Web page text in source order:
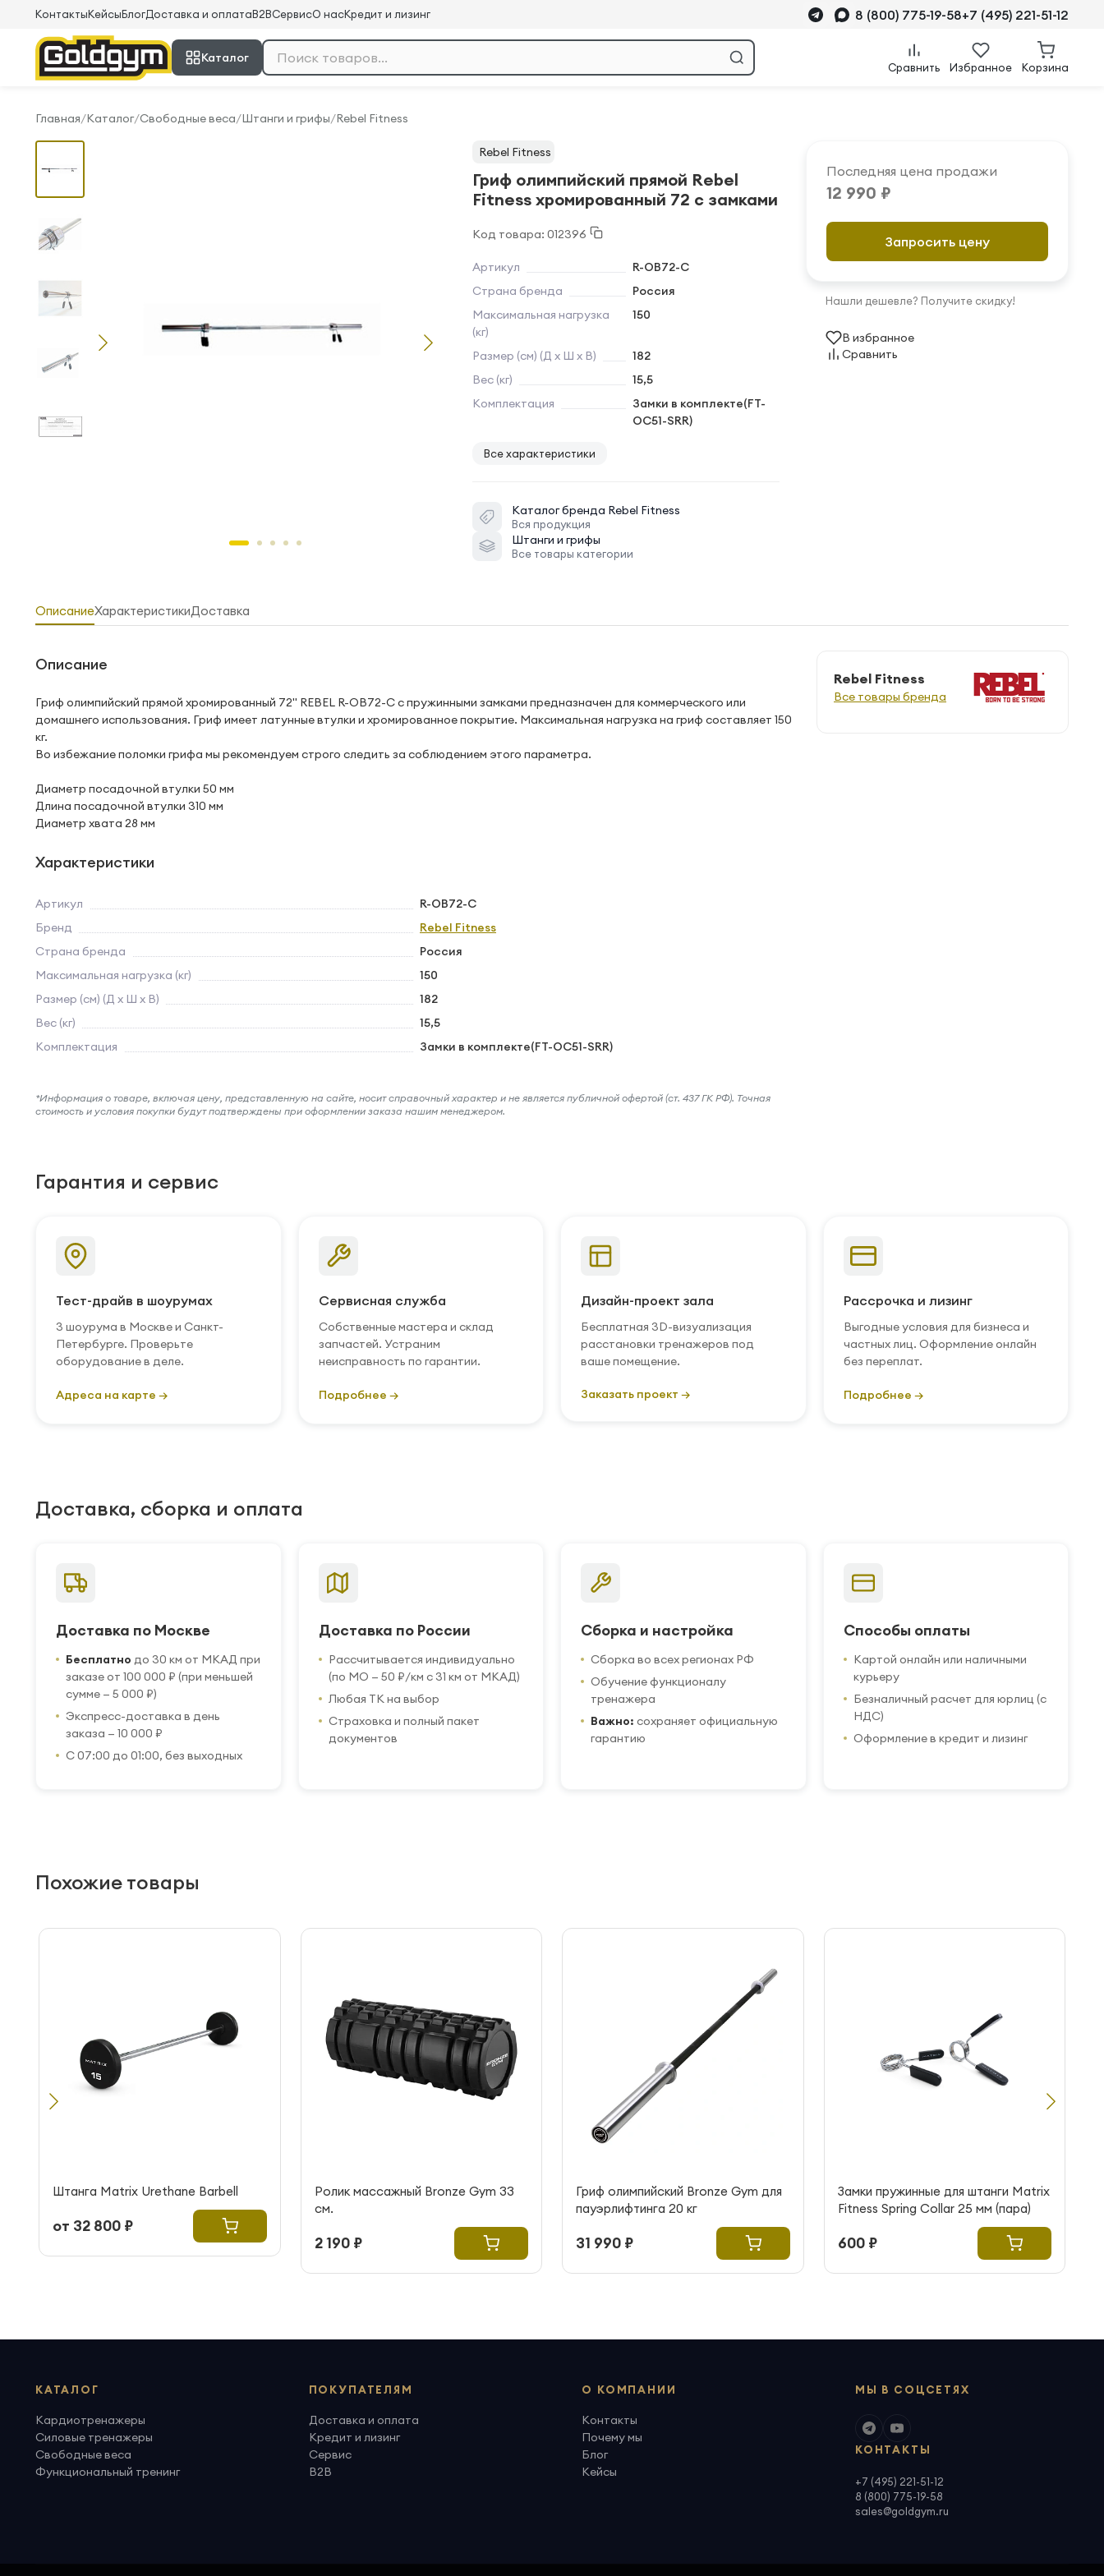
КонтактыКейсыБлогДоставка и оплатаB2BСервисО насКредит и лизинг 8 (800) 775-19-58+7 (495) 221-51-12
Каталог
Сравнить Избранное Корзина
Главная/Каталог/Свободные веса/Штанги и грифы/Rebel Fitness
Rebel Fitness
Гриф олимпийский прямой Rebel
Fitness хромированный 72 с замками
Код товара: 012396
Артикул
R-OB72-C
Страна бренда
Россия
Максимальная нагрузка
(кг)
150
Размер (см) (Д х Ш х В)
182
Вес (кг)
15,5
Комплектация
Замки в комплекте(FT-
OC51-SRR)
Все характеристики
Каталог бренда Rebel Fitness
Вся продукция
Штанги и грифы
Все товары категории
Последняя цена продажи
12 990 ₽
Запросить цену
Нашли дешевле? Получите скидку!
В избранное
Сравнить
ОписаниеХарактеристикиДоставка
Описание
Гриф олимпийский прямой хромированный 72" REBEL R-OB72-C с пружинными замками предназначен для коммерческого или
домашнего использования. Гриф имеет латунные втулки и хромированное покрытие. Максимальная нагрузка на гриф составляет 150
кг.
Во избежание поломки грифа мы рекомендуем строго следить за соблюдением этого параметра.
Диаметр посадочной втулки 50 мм
Длина посадочной втулки 310 мм
Диаметр хвата 28 мм
Характеристики
Артикул
R-OB72-C
Бренд
Rebel Fitness
Страна бренда
Россия
Максимальная нагрузка (кг)
150
Размер (см) (Д х Ш х В)
182
Вес (кг)
15,5
Комплектация
Замки в комплекте(FT-OC51-SRR)
*Информация о товаре, включая цену, представленную на сайте, носит справочный характер и не является публичной офертой (ст. 437 ГК РФ). Точная
стоимость и условия покупки будут подтверждены при оформлении заказа нашим менеджером.
Rebel Fitness
Все товары бренда
Гарантия и сервис
Тест-драйв в шоурумах
3 шоурума в Москве и Санкт-
Петербурге. Проверьте
оборудование в деле.
Адреса на карте →
Сервисная служба
Собственные мастера и склад
запчастей. Устраним
неисправность по гарантии.
Подробнее →
Дизайн-проект зала
Бесплатная 3D-визуализация
расстановки тренажеров под
ваше помещение.
Заказать проект →
Рассрочка и лизинг
Выгодные условия для бизнеса и
частных лиц. Оформление онлайн
без переплат.
Подробнее →
Доставка, сборка и оплата
Доставка по Москве
Бесплатно до 30 км от МКАД при
заказе от 100 000 ₽ (при меньшей
сумме — 5 000 ₽)
Экспресс-доставка в день
заказа — 10 000 ₽
С 07:00 до 01:00, без выходных
Доставка по России
Рассчитывается индивидуально
(по МО — 50 ₽/км с 31 км от МКАД)
Любая ТК на выбор
Страховка и полный пакет
документов
Сборка и настройка
Сборка во всех регионах РФ
Обучение функционалу
тренажера
Важно: сохраняет официальную
гарантию
Способы оплаты
Картой онлайн или наличными
курьеру
Безналичный расчет для юрлиц (с
НДС)
Оформление в кредит и лизинг
Похожие товары
Штанга Matrix Urethane Barbell
от 32 800 ₽
Ролик массажный Bronze Gym 33
см.
2 190 ₽
Гриф олимпийский Bronze Gym для
пауэрлифтинга 20 кг
31 990 ₽
Замки пружинные для штанги Matrix
Fitness Spring Collar 25 мм (пара)
600 ₽
КАТАЛОГ
Кардиотренажеры
Силовые тренажеры
Свободные веса
Функциональный тренинг
ПОКУПАТЕЛЯМ
Доставка и оплата
Кредит и лизинг
Сервис
B2B
О КОМПАНИИ
Контакты
Почему мы
Блог
Кейсы
МЫ В СОЦСЕТЯХ
КОНТАКТЫ
+7 (495) 221-51-12
8 (800) 775-19-58
sales@goldgym.ru